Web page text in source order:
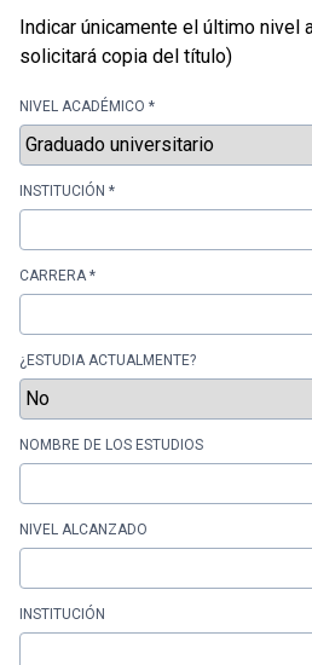
Indicar únicamente el último nivel
solicitará copia del título)
NIVEL ACADÉMICO *
INSTITUCIÓN *
CARRERA *
¿ESTUDIA ACTUALMENTE?
NOMBRE DE LOS ESTUDIOS
NIVEL ALCANZADO
INSTITUCIÓN